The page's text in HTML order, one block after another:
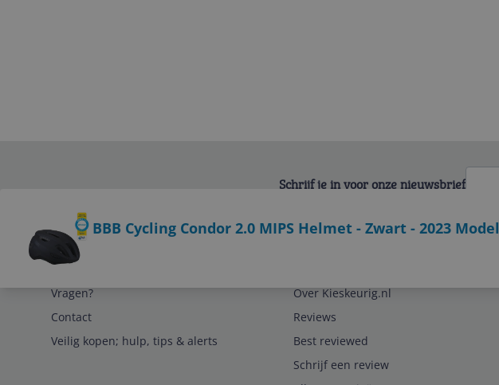
BBB Cycling Condor 2.0 MIPS Helmet - Zwart - 2023 Model
Schrijf je in voor onze nieuwsbrief
Service
Vragen?
Contact
Veilig kopen; hulp, tips & alerts
Over Kieskeurig.nl
Reviews
Best reviewed
Schrijf een review